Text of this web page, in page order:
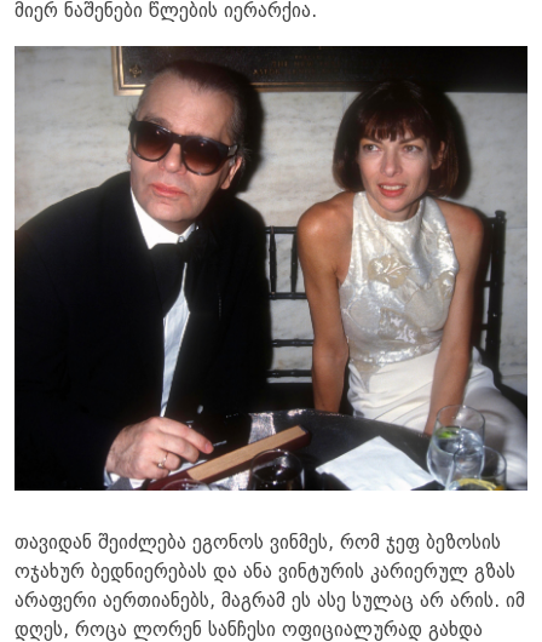
მიერ ნაშენები წლების იერარქია.
თავიდან შეიძლება ეგონოს ვინმეს, რომ ჯეფ ბეზოსის
ოჯახურ ბედნიერებას და ანა ვინტურის კარიერულ გზას
არაფერი აერთიანებს, მაგრამ ეს ასე სულაც არ არის. იმ
დღეს, როცა ლორენ სანჩესი ოფიციალურად გახდა